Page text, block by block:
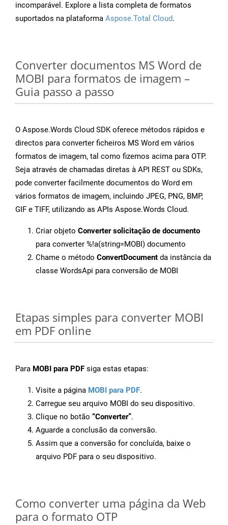
incomparável. Explore a lista completa de formatos
suportados na plataforma Aspose.Total Cloud.
Converter documentos MS Word de
MOBI para formatos de imagem –
Guia passo a passo
O Aspose.Words Cloud SDK oferece métodos rápidos e
directos para converter ficheiros MS Word em vários
formatos de imagem, tal como fizemos acima para OTP.
Seja através de chamadas diretas à API REST ou SDKs,
pode converter facilmente documentos do Word em
vários formatos de imagem, incluindo JPEG, PNG, BMP,
GIF e TIFF, utilizando as APIs Aspose.Words Cloud.
Criar objeto Converter solicitação de documento
para converter %!a(string=MOBI) documento
Chame o método ConvertDocument da instância da
classe WordsApi para conversão de MOBI
Etapas simples para converter MOBI
em PDF online
Para MOBI para PDF siga estas etapas:
Visite a página MOBI para PDF.
Carregue seu arquivo MOBI do seu dispositivo.
Clique no botão “Converter”.
Aguarde a conclusão da conversão.
Assim que a conversão for concluída, baixe o
arquivo PDF para o seu dispositivo.
Como converter uma página da Web
para o formato OTP